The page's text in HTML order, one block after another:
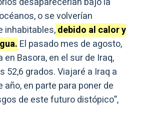
o se volverían
inhabitables,debido al calor y
El pasado mes de agosto,
Basora, en el sur de Iraq,
52,6 grados. Viajaré a Iraq a
en parte para poner de
de este futuro distópico”,